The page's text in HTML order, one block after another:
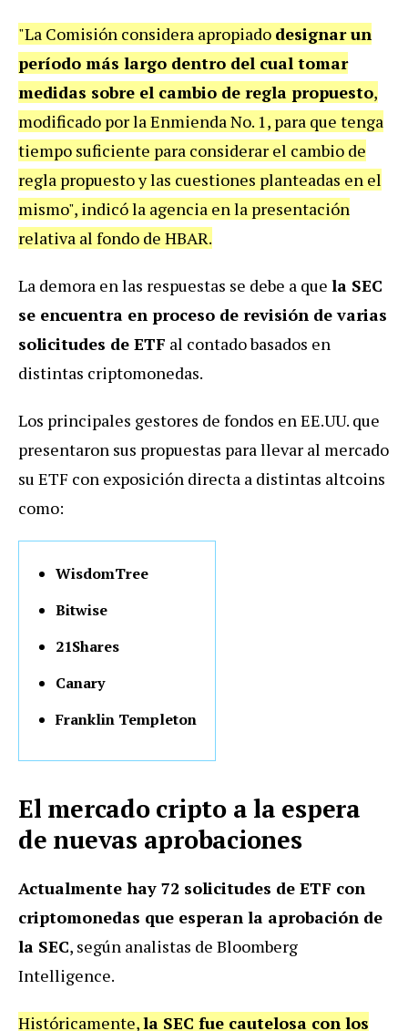
"La Comisión considera apropiado designar un
período más largo dentro del cual tomar
medidas sobre el cambio de regla propuesto,
modificado por la Enmienda No. 1, para que tenga
tiempo suficiente para considerar el cambio de
regla propuesto y las cuestiones planteadas en el
mismo", indicó la agencia en la presentación
relativa al fondo de HBAR.
La demora en las respuestas se debe a que la SEC
se encuentra en proceso de revisión de varias
solicitudes de ETF al contado basados en
distintas criptomonedas.
Los principales gestores de fondos en EE.UU. que
presentaron sus propuestas para llevar al mercado
su ETF con exposición directa a distintas altcoins
como:
WisdomTree
Bitwise
21Shares
Canary
Franklin Templeton
El mercado cripto a la espera
de nuevas aprobaciones
Actualmente hay 72 solicitudes de ETF con
criptomonedas que esperan la aprobación de
la SEC, según analistas de Bloomberg
Intelligence.
Históricamente,la SEC fue cautelosa con los